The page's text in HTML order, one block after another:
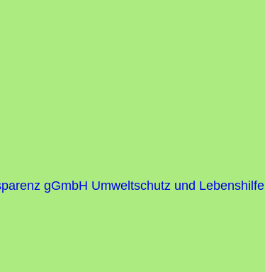
gGmbH Umweltschutz und Lebenshilfe